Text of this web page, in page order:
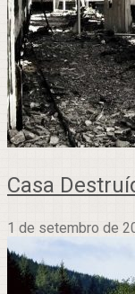
Casa
1 de setembro de